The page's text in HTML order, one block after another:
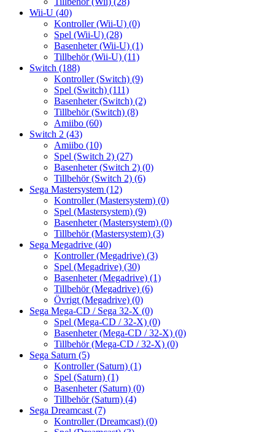
Wii-U (40)
Kontroller (Wii-U) (0)
Spel (Wii-U) (28)
Basenheter (Wii-U) (1)
Tillbehör (Wii-U) (11)
Switch (188)
Kontroller (Switch) (9)
Spel (Switch) (111)
Basenheter (Switch) (2)
Tillbehör (Switch) (8)
Amiibo (60)
Switch 2 (43)
Amiibo (10)
Spel (Switch 2) (27)
Basenheter (Switch 2) (0)
Tillbehör (Switch 2) (6)
Sega Mastersystem (12)
Kontroller (Mastersystem) (0)
Spel (Mastersystem) (9)
Basenheter (Mastersystem) (0)
Tillbehör (Mastersystem) (3)
Sega Megadrive (40)
Kontroller (Megadrive) (3)
Spel (Megadrive) (30)
Basenheter (Megadrive) (1)
Tillbehör (Megadrive) (6)
Övrigt (Megadrive) (0)
Sega Mega-CD / Sega 32-X (0)
Spel (Mega-CD / 32-X) (0)
Basenheter (Mega-CD / 32-X) (0)
Tillbehör (Mega-CD / 32-X) (0)
Sega Saturn (5)
Kontroller (Saturn) (1)
Spel (Saturn) (1)
Basenheter (Saturn) (0)
Tillbehör (Saturn) (4)
Sega Dreamcast (7)
Kontroller (Dreamcast) (0)